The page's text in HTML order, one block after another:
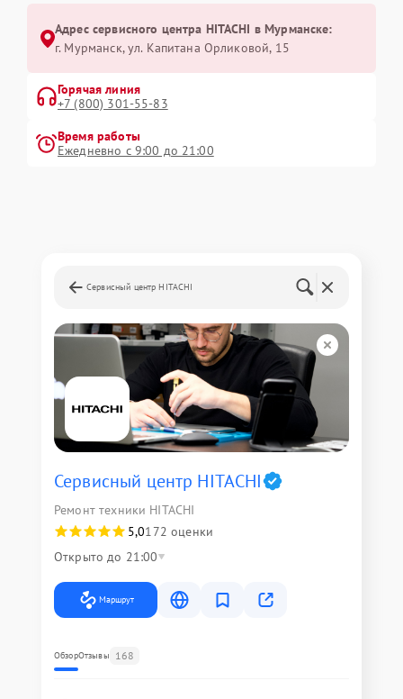
Адрес сервисного центра HITACHI в Мурманске:
г. Мурманск, ул. Капитана Орликовой, 15
Горячая линия
+7 (800) 301-55-83
Время работы
Ежедневно с 9:00 до 21:00
Сервисный центр HITACHI
Сервисный центр HITACHI
Ремонт техники HITACHI
5,0172 оценки
Открыто до 21:00
Маршрут
ОбзорОтзывы 168